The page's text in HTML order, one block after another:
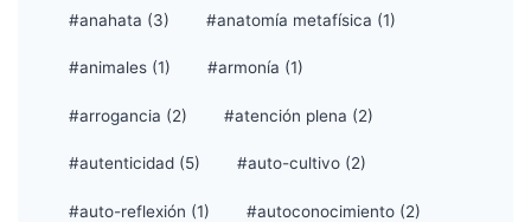
#anahata (3) #anatomía metafísica (1)
#animales (1) #armonía (1)
#arrogancia (2) #atención plena (2)
#autenticidad (5) #auto-cultivo (2)
#auto-reflexión (1) #autoconocimiento (2)